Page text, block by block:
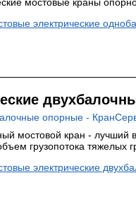
электрические
мостовой кран - лучший
грузопотока тяжелых
электрические